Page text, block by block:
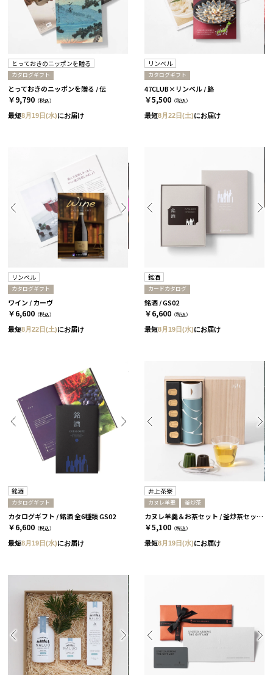
とっておきのニッポンを贈る
カタログギフト
とっておきのニッポンを贈る / 伝
￥9,790 （税込）
最短8月19日(水)にお届け
リンベル
カタログギフト
47CLUB×リンベル / 路
￥5,500 （税込）
最短8月22日(土)にお届け
リンベル
カタログギフト
ワイン / カーヴ
￥6,600 （税込）
最短8月22日(土)にお届け
銘酒
カードカタログ
銘酒 / GS02
￥6,600 （税込）
最短8月19日(水)にお届け
銘酒
カタログギフト
カタログギフト / 銘酒 全6種類 GS02
￥6,600 （税込）
最短8月19日(水)にお届け
井上茶寮
カヌレ羊羹 釜炒茶
カヌレ羊羹＆お茶セット / 釜炒茶セット［井上茶寮］
￥5,100 （税込）
最短8月19日(水)にお届け